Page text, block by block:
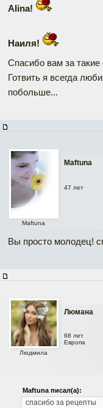
Alina!
Наиля!
Спасибо вам за такие
Готвить я всегда
побольше...
Maftuna
Maftuna
47 лет
Вы просто молодец!
Люмана
Людмила
68 лет
Европа
Maftuna писал(а):
спасибо за рецепты